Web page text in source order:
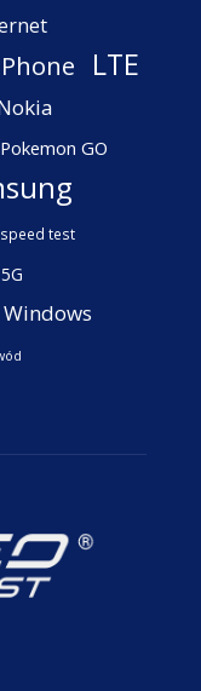
LTE
Pokemon GO
speed test
Windows